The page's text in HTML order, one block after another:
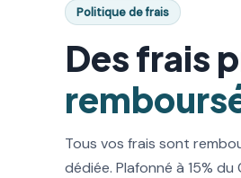
Politique de frais
Des frais
Tous vos frais sont
dédiée. Plafonné à 15% du